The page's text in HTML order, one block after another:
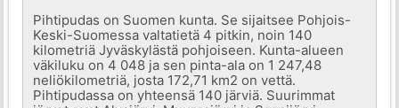
Pihtipudas on Suomen kunta. Se sijaitsee Pohjois-
Keski-Suomessa valtatietä 4 pitkin, noin 140
kilometriä Jyväskylästä pohjoiseen. Kunta-alueen
väkiluku on 4 048 ja sen pinta-ala on 1 247,48
neliökilometriä, josta 172,71 km2 on vettä.
Pihtipudassa on yhteensä 140 järviä. Suurimmat